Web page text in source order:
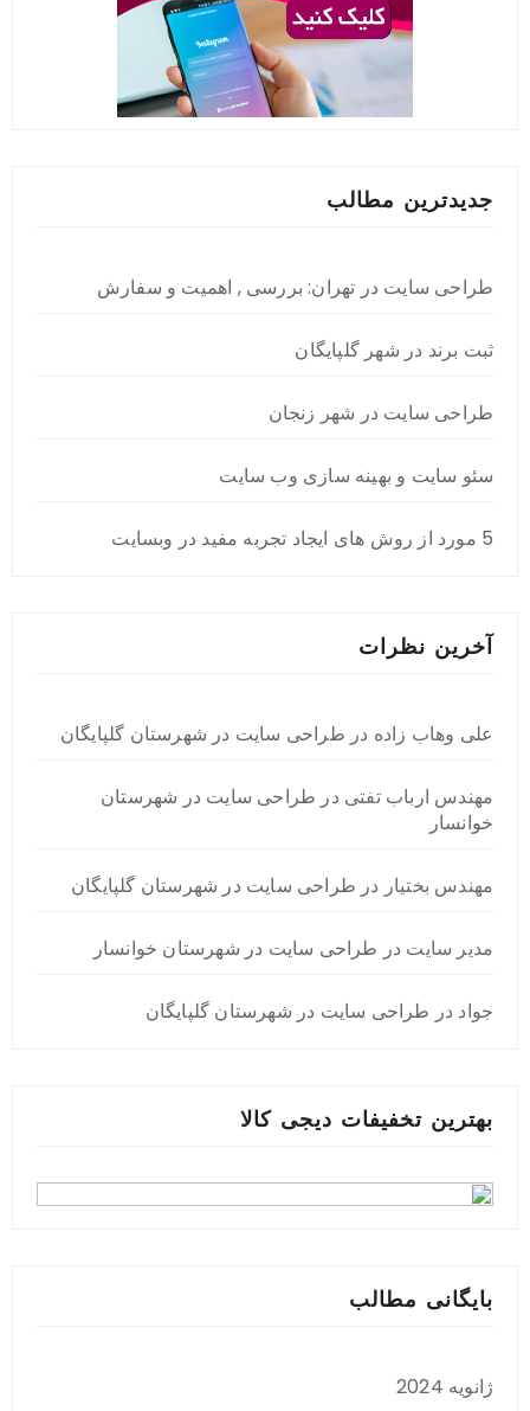
جدیدترین مطالب
طراحی سایت در تهران: بررسی , اهمیت و سفارش
ثبت برند در شهر گلپایگان
طراحی سایت در شهر زنجان
سئو سایت و بهینه سازی وب سایت
5 مورد از روش های ایجاد تجربه مفید در وبسایت
آخرین نظرات
علی وهاب زاده در طراحی سایت در شهرستان گلپایگان
مهندس ارباب تفتی در طراحی سایت در شهرستان
خوانسار
مهندس بختیار در طراحی سایت در شهرستان گلپایگان
مدیر سایت در طراحی سایت در شهرستان خوانسار
جواد در طراحی سایت در شهرستان گلپایگان
بهترین تخفیفات دیجی کالا
بایگانی مطالب
ژانویه 2024